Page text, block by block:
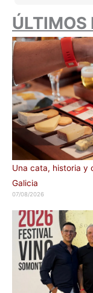
ÚLTIMOS
Una cata, historia y
Galicia
07/08/2026